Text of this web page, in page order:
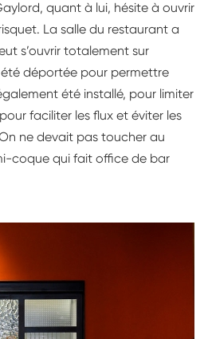
quant à lui, hésite à ouvrir
La salle du restaurant a
s’ouvrir totalement sur
été déportée pour permettre
été installé, pour limiter
faciliter les flux et éviter les
ne devait pas toucher au
coque qui fait office de bar